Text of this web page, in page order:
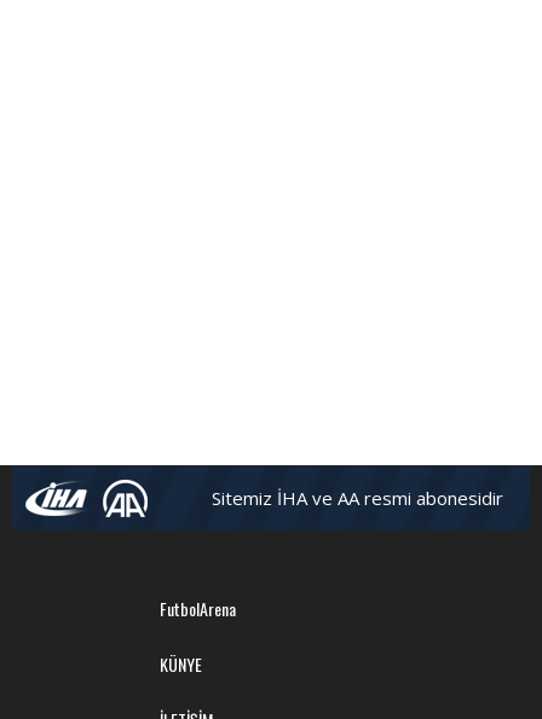
Sitemiz İHA ve AA resmi abonesidir
FutbolArena
KÜNYE